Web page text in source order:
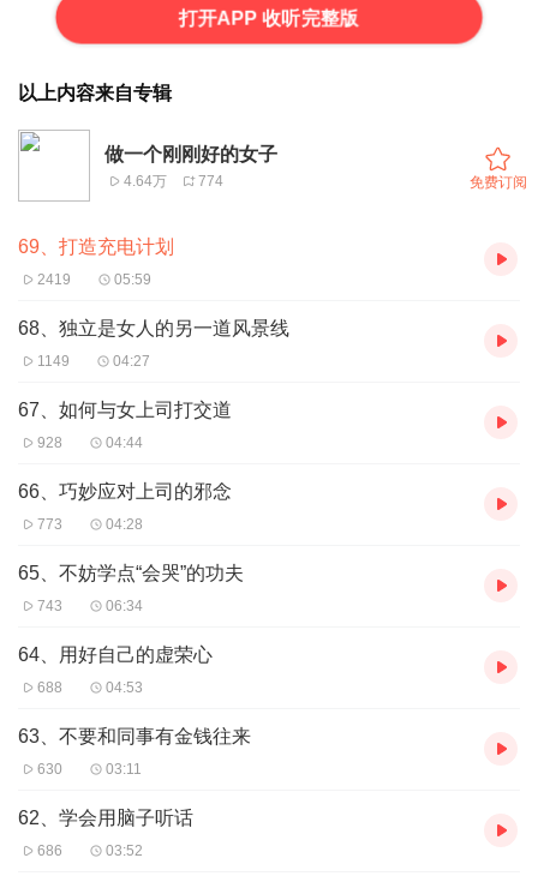
打开APP 收听完整版
以上内容来自专辑
做一个刚刚好的女子
4.64万 774 免费订阅
69、打造充电计划
2419 05:59
68、独立是女人的另一道风景线
1149 04:27
67、如何与女上司打交道
928 04:44
66、巧妙应对上司的邪念
773 04:28
65、不妨学点“会哭”的功夫
743 06:34
64、用好自己的虚荣心
688 04:53
63、不要和同事有金钱往来
630 03:11
62、学会用脑子听话
686 03:52